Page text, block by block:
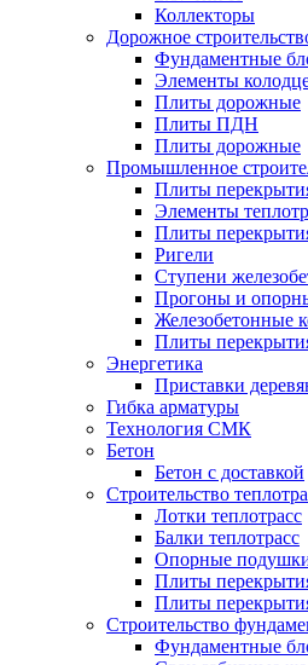
Коллекторы
Дорожное
Фундаментные
Элементы
Плиты дорожные
Плиты ПДН
Плиты дорожные
Промышленное
Плиты
Элементы
Плиты
Ригели
Ступени
Прогоны и
Железобетонные
Плиты
Энергетика
Приставки
Гибка арматуры
Технология СМК
Бетон
Бетон с доставкой
Строительство
Лотки теплотрасс
Балки теплотрасс
Опорные
Плиты
Плиты
Строительство
Фундаментные